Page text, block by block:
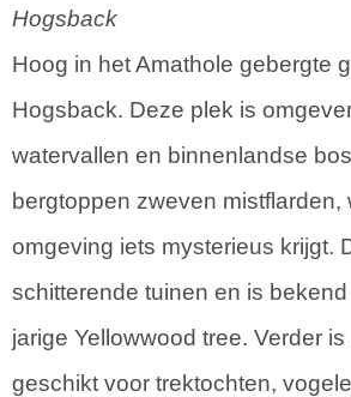
Hogsback
Hoog in het Amathole gebergte
Hogsback. Deze plek is
watervallen en binnenlandse
bergtoppen zweven mistflarden,
omgeving iets mysterieus krijgt.
schitterende tuinen en is
jarige Yellowwood tree. Verder
geschikt voor trektochten,